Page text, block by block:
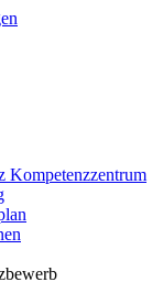
Kompetenzzentrum